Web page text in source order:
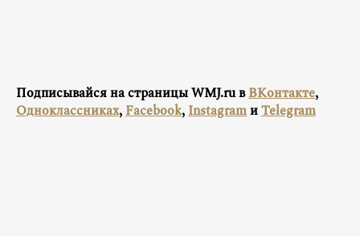
Подписывайся на страницы WMJ.ru вВКонтакте,
Одноклассниках, Facebook, InstagramиTelegram